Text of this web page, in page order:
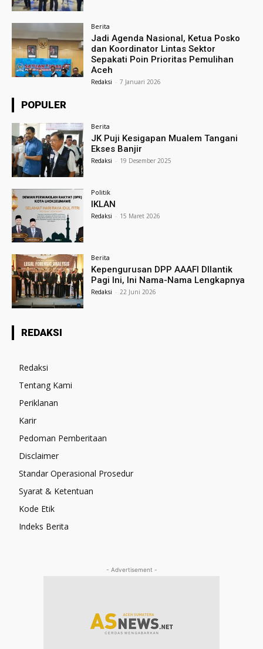
Berita
Jadi Agenda Nasional, Ketua Posko
dan Koordinator Lintas Sektor
Sepakati Poin Prioritas Pemulihan
Aceh
Redaksi - 7 Januari 2026
POPULER
Berita
JK Puji Kesigapan Mualem Tangani
Ekses Banjir
Redaksi - 19 Desember 2025
Politik
IKLAN
Redaksi - 15 Maret 2026
Berita
Kepengurusan DPP AAAFI DIlantik
Pagi Ini, Ini Nama-Nama Lengkapnya
Redaksi - 22 Juni 2026
REDAKSI
Redaksi
Tentang Kami
Periklanan
Karir
Pedoman Pemberitaan
Disclaimer
Standar Operasional Prosedur
Syarat & Ketentuan
Kode Etik
Indeks Berita
- Advertisement -